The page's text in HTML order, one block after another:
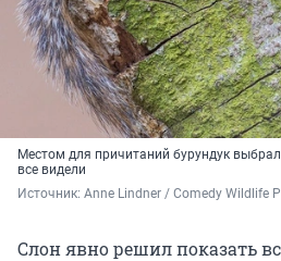
Местом для причитаний бурундук
все видели
Источник: Anne Lindner / Comedy Wildlife
Слон явно решил показать